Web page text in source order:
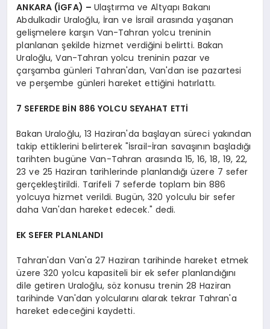
ANKARA (İGFA) – Ulaştırma ve Altyapı Bakanı
Abdulkadir Uraloğlu, İran ve İsrail arasında yaşanan
gelişmelere karşın Van-Tahran yolcu treninin
planlanan şekilde hizmet verdiğini belirtti. Bakan
Uraloğlu, Van-Tahran yolcu treninin pazar ve
çarşamba günleri Tahran'dan, Van'dan ise pazartesi
ve perşembe günleri hareket ettiğini hatırlattı.
7 SEFERDE BİN 886 YOLCU SEYAHAT ETTİ
Bakan Uraloğlu, 13 Haziran'da başlayan süreci yakından
takip ettiklerini belirterek "İsrail-İran savaşının başladığı
tarihten bugüne Van-Tahran arasında 15, 16, 18, 19, 22,
23 ve 25 Haziran tarihlerinde planlandığı üzere 7 sefer
gerçekleştirildi. Tarifeli 7 seferde toplam bin 886
yolcuya hizmet verildi. Bugün, 320 yolculu bir sefer
daha Van'dan hareket edecek." dedi.
EK SEFER PLANLANDI
Tahran'dan Van'a 27 Haziran tarihinde hareket etmek
üzere 320 yolcu kapasiteli bir ek sefer planlandığını
dile getiren Uraloğlu, söz konusu trenin 28 Haziran
tarihinde Van'dan yolcularını alarak tekrar Tahran'a
hareket edeceğini kaydetti.